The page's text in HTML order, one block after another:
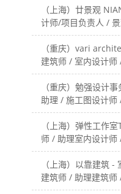
（上海）廿景观
计师/项目负责人 /
（重庆）vari
建筑师 / 室内设计
（重庆）勉强设计
助理 / 施工图设计师
（上海）弹性工作
师 / 助理室内设计师
（上海）以靠建筑
建筑师 / 助理建筑师